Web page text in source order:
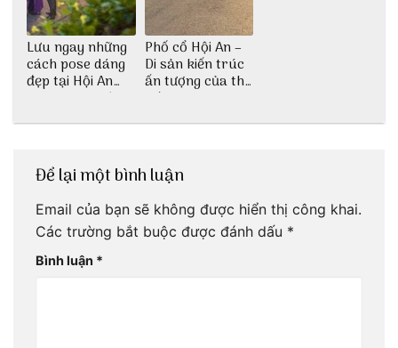
Lưu ngay những
cách pose dáng
đẹp tại Hội An
cho dân nghiện
Phố cổ Hội An –
Di sản kiến trúc
ấn tượng của thế
giới
Để lại một bình luận
Email của bạn sẽ không được hiển thị công khai.
Các trường bắt buộc được đánh dấu *
Bình luận *